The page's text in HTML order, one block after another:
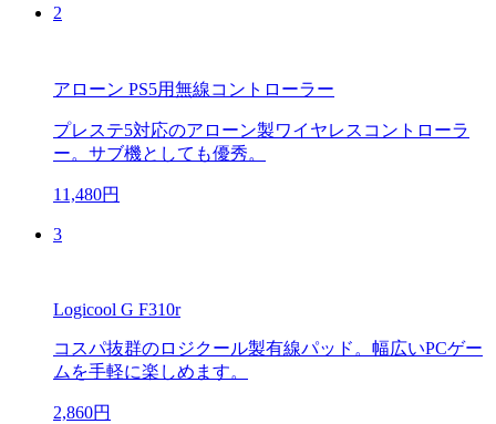
2
アローン PS5用無線コントローラー
プレステ5対応のアローン製ワイヤレスコントローラ
ー。サブ機としても優秀。
11,480円
3
Logicool G F310r
コスパ抜群のロジクール製有線パッド。幅広いPCゲー
ムを手軽に楽しめます。
2,860円